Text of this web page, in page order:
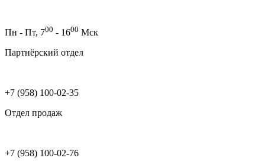
Пн - Пт, 700 - 1600 Мск
Партнёрский отдел
+7 (958) 100-02-35
Отдел продаж
+7 (958) 100-02-76